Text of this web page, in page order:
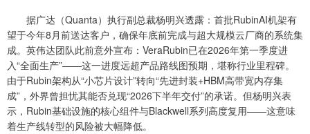
据广达（Quanta）执行副总裁杨明兴透露：首批RubinAI机架有
望于今年8月前送达客户，确保年底前完成与超大规模云厂商的系统集
成。英伟达团队此前意外宣布：VeraRubin已在2026年第一季度进
入“全面生产”——这一进度远超产品路线图预期，堪称行业里程碑。
由于Rubin架构从“小芯片设计”转向“先进封装+HBM高带宽内存集
成”，外界曾担忧其能否兑现“2026下半年交付”的承诺。但杨明兴表
示，Rubin基础设施的核心组件与Blackwell系列高度复用——这意味
着生产线转型的风险被大幅降低。